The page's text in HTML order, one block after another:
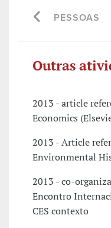
PESSOAS
Outras
2013 - article
Economics
2013 - Article
Environmental
2013 - co-
Encontro
CES contexto